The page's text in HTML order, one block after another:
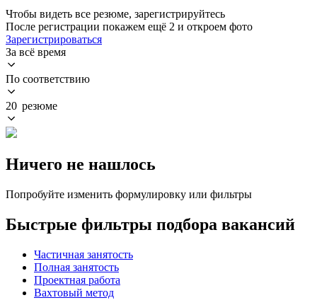
Чтобы видеть все резюме, зарегистрируйтесь
После регистрации покажем ещё 2 и откроем фото
Зарегистрироваться
За всё время
По соответствию
20 резюме
Ничего не нашлось
Попробуйте изменить формулировку или фильтры
Быстрые фильтры подбора вакансий
Частичная занятость
Полная занятость
Проектная работа
Вахтовый метод